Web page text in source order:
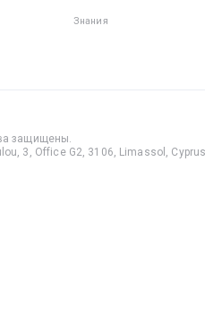
Знания
защищены.
3, Office G2, 3106, Limassol,